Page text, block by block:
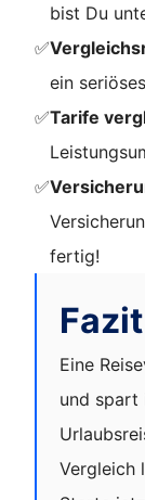
bist Du
✅
ein
✅Tarife
✅
fertig!
Fazit
Eine
und spart
Vergleich